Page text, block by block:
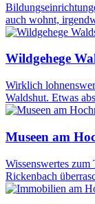
auch wohnt,
Wildgehege
Wirklich
Waldshut. Etwas
Museen am
Wissenswertes zum
Rickenbach